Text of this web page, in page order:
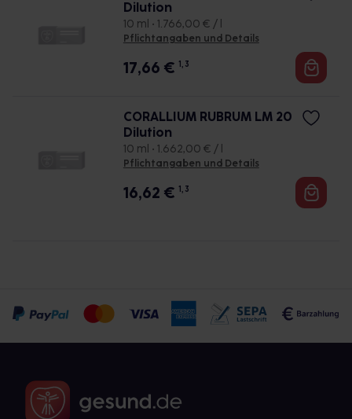
Dilution
10 ml • 1.766,00 € / l
Pflichtangaben und Details
17,66 € 1, 3
CORALLIUM RUBRUM LM 20
Dilution
10 ml • 1.662,00 € / l
Pflichtangaben und Details
16,62 € 1, 3